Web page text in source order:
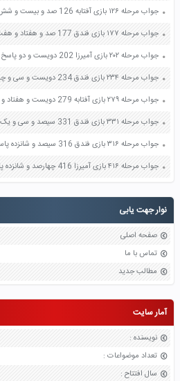
نوار جهت یابی
صفحه اصلی
تماس با ما
مطالب جدید
آمار سایت
نویسنده :
تعداد موضواعات :
سال افتتاح :
جواب مرحله ۱۲۶ بازی آفتابه 126 صد و بیست و شش پاسخ
جواب مرحله ۱۷۷ بازی فندق 177 صد و هفتاد و هفت پاسخ
جواب مرحله ۲۰۲ بازی آمیرزا 202 دویست و دو پاسخ
جواب مرحله ۲۳۴ بازی فندق 234 دویست و سی و چهار پاسخ
جواب مرحله ۲۷۹ بازی آفتابه 279 دویست و هفتاد و نه پاسخ
جواب مرحله ۳۳۱ بازی فندق 331 سیصد و سی و یک پاسخ
جواب مرحله ۳۱۶ بازی فندق 316 سیصد و شانزده پاسخ
جواب مرحله ۴۱۶ بازی آمیرزا 416 چهارصد و شانزده پاسخ